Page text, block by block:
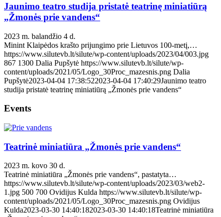
Jaunimo teatro studija pristatė teatrinę miniatiūrą
„Žmonės prie vandens“
2023 m. balandžio 4 d.
Minint Klaipėdos krašto prijungimo prie Lietuvos 100-metį,…
https://www.silutevb.lt/silute/wp-content/uploads/2023/04/003.jpg
867 1300 Dalia Pupšytė https://www.silutevb.lt/silute/wp-
content/uploads/2021/05/Logo_30Proc_mazesnis.png Dalia
Pupšytė2023-04-04 17:38:522023-04-04 17:40:29Jaunimo teatro
studija pristatė teatrinę miniatiūrą „Žmonės prie vandens“
Events
Teatrinė miniatiūra „Žmonės prie vandens“
2023 m. kovo 30 d.
Teatrinė miniatiūra „Žmonės prie vandens“, pastatyta…
https://www.silutevb.lt/silute/wp-content/uploads/2023/03/web2-
1.jpg 500 700 Ovidijus Kulda https://www.silutevb.lt/silute/wp-
content/uploads/2021/05/Logo_30Proc_mazesnis.png Ovidijus
Kulda2023-03-30 14:40:182023-03-30 14:40:18Teatrinė miniatiūra